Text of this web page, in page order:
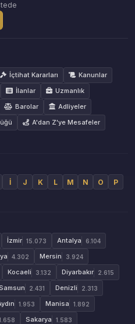
İçtihat Kararları
Kanunlar
İlanlar
Uzmanlık
Barolar
Adliyeler
A'dan Z'ye Mesafeler
İ J K L M N O
P
İzmir 15.073 Antalya 6.104
4.302 Mersin 3.924
Kocaeli 3.132 Diyarbakır 2.615
2.431 Denizli 2.313
1.953 Manisa 1.892
Sakarya 1.583